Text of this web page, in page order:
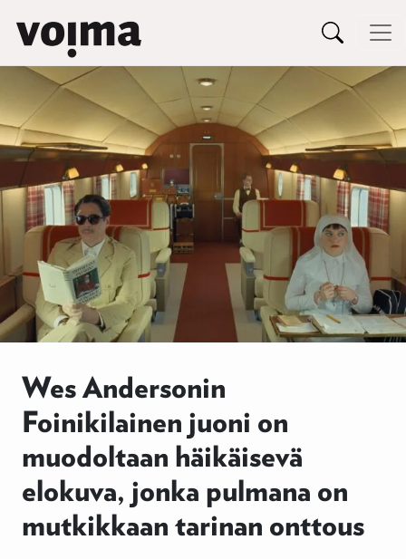
Siirry sisältöön
Päävalikko
Wes Andersonin
Foinikilainen juoni on
muodoltaan häikäisevä
elokuva, jonka pulmana on
mutkikkaan tarinan onttous